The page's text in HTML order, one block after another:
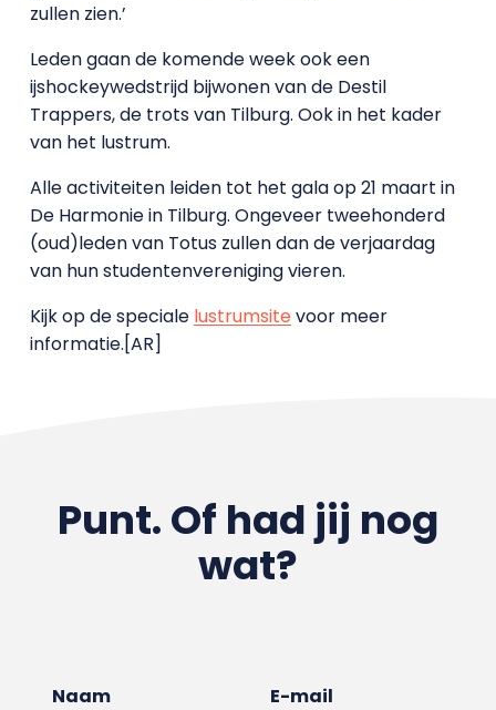
zullen zien.’
Leden gaan de komende week ook een
ijshockeywedstrijd bijwonen van de Destil
Trappers, de trots van Tilburg. Ook in het kader
van het lustrum.
Alle activiteiten leiden tot het gala op 21 maart in
De Harmonie in Tilburg. Ongeveer tweehonderd
(oud)leden van Totus zullen dan de verjaardag
van hun studentenvereniging vieren.
Kijk op de speciale lustrumsitevoor meer
informatie.[AR]
Punt. Of had jij nog
wat?
Naam E-mail